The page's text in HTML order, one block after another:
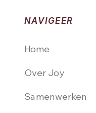
NAVIGEER
Home
Over Joy
Samenwerken